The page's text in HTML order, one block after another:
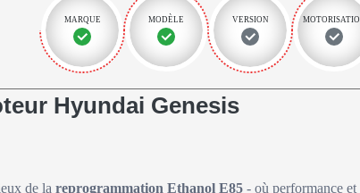
MARQUE MODÈLE VERSION
Hyundai Genesis
de la reprogrammation Ethanol E85 - où performance